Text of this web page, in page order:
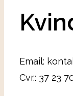
Email:
Cvr.: 37 23